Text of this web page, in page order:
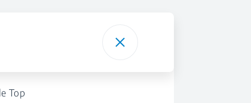
Top